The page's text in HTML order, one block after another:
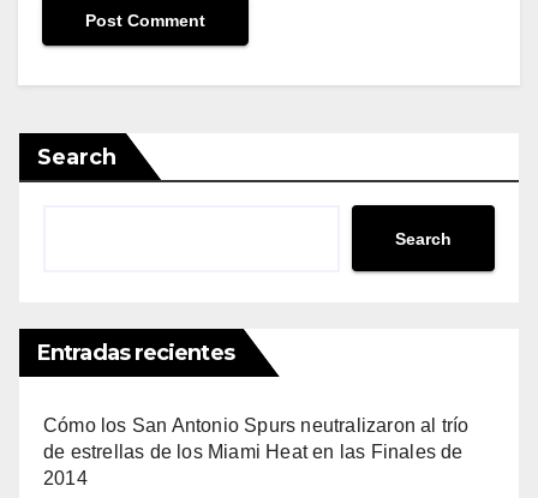
Search
Search
Entradas recientes
Cómo los San Antonio Spurs neutralizaron al trío
de estrellas de los Miami Heat en las Finales de
2014